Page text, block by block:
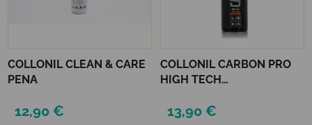
COLLONIL CLEAN & CARE
PENA
12,90 €
COLLONIL CARBON PRO
HIGH TECH
ML
13,90 €